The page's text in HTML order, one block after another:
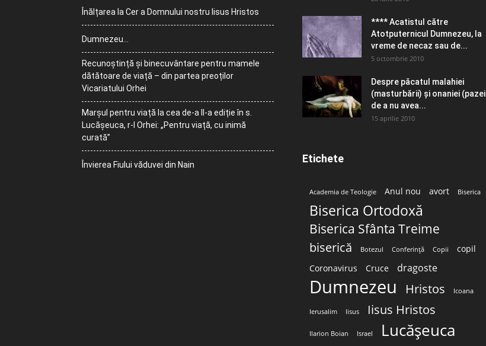
Înălțarea la Cer a Domnului nostru Iisus Hristos
Dumnezeu…
Recunoștință și binecuvântare pentru mamele
dătătoare de viață – din partea preoților
Vicariatului Orhei
Marșul pentru viață la cea de-a II-a ediție în s.
Lucășeuca, r-l Orhei: „Pentru viață, cu inimă
curată”
Învierea Fiului văduvei din Nain
**** Acatistul către
Atotputernicul Dumnezeu, la
vreme de necaz sau de...
5 octombrie 2010
Despre păcatul malahiei
(masturbării) şi onaniei (pazei
de a nu avea...
15 aprilie 2010
Etichete
Academia de Teologie Anul nou avort Biserica
Biserica Ortodoxă
Biserica Sfânta Treime
biserică Botezul Conferință Copii
copil
Coronavirus
Cruce dragoste
Dumnezeu Hristos Icoana
Ierusalim Iisus Iisus Hristos
Ilarion Boian Israel Lucășeuca